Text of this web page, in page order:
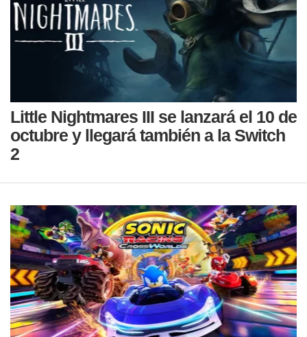
Little Nightmares III se lanzará el 10 de
octubre y llegará también a la Switch
2